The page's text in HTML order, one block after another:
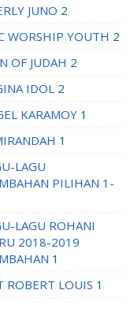
JUNO 2
WORSHIP YOUTH 2
OF JUDAH 2
IDOL 2
KARAMOY 1
1
LAGU
PILIHAN 1-
LAGU ROHANI
2018-2019
1
ROBERT LOUIS 1